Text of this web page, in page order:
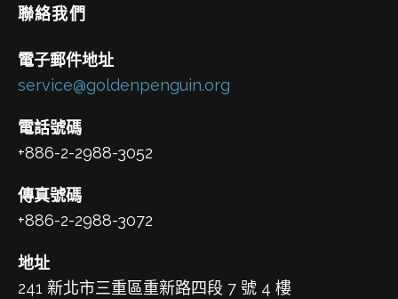
聯絡我們
電子郵件地址
service@goldenpenguin.org
電話號碼
+886-2-2988-3052
傳真號碼
+886-2-2988-3072
地址
241 新北市三重區重新路四段 7 號 4 樓